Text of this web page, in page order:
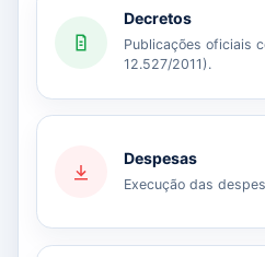
Decretos
Publicações oficiais
12.527/2011).
Despesas
Execução das